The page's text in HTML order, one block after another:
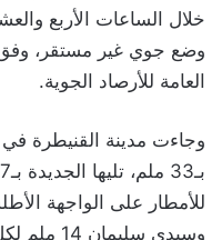
خلال الساعات الأربع
وضع جوي غير مستقر، وفق
العامة للأرصاد الجوية.
وجاءت مدينة القنيطرة في
للأمطار على الواجهة